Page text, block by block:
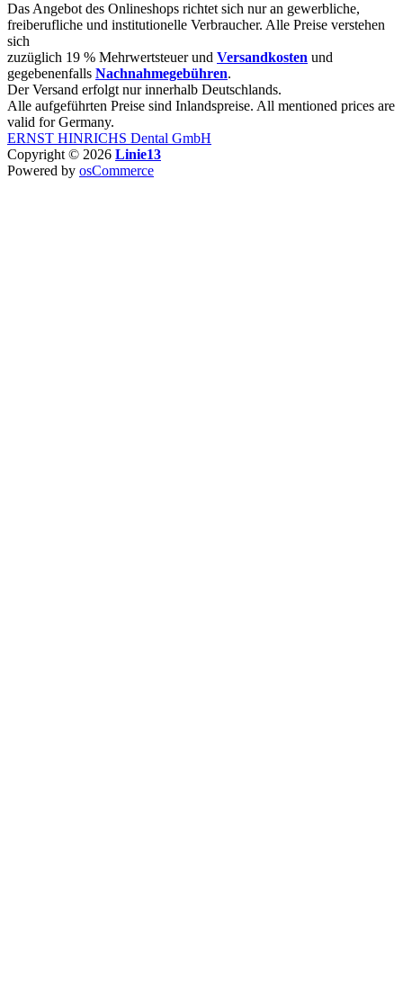
Das Angebot des Onlineshops richtet sich nur an gewerbliche,
freiberufliche und institutionelle Verbraucher. Alle Preise verstehen
sich
zuzüglich 19 % Mehrwertsteuer und Versandkosten und
gegebenenfalls Nachnahmegebühren.
Der Versand erfolgt nur innerhalb Deutschlands.
Alle aufgeführten Preise sind Inlandspreise. All mentioned prices are
valid for Germany.
ERNST HINRICHS Dental GmbH
Copyright © 2026 Linie13
Powered by osCommerce